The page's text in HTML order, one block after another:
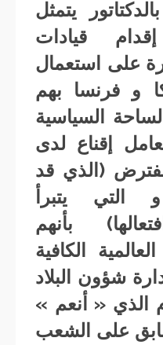
يتمثل
قيادات
على استعمال
و فرنسا بهم
السياسية
إقناع لدى
(الذي قد
يتبرأ
بأنهم
الكافية
شؤون البلاد
الذي « أنعم »
على الشعب